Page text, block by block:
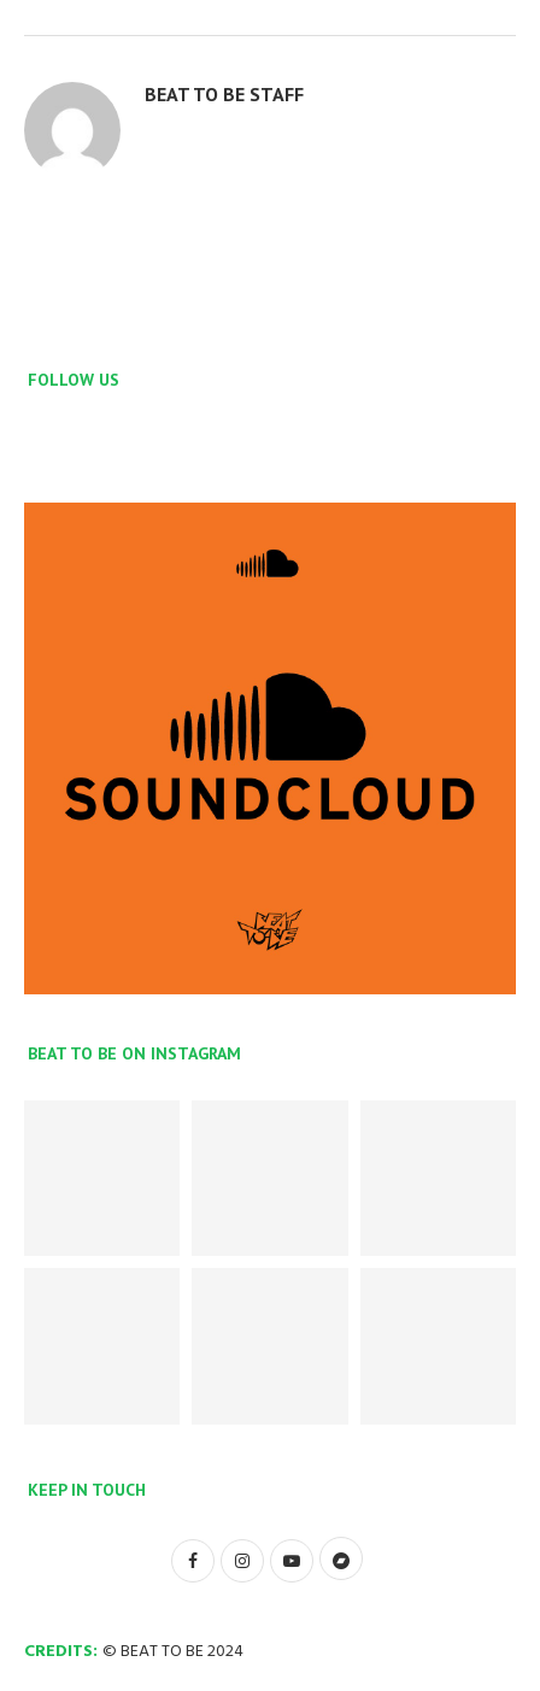
BEAT TO BE STAFF
FOLLOW US
BEAT TO BE ON INSTAGRAM
KEEP IN TOUCH
CREDITS: © BEAT TO BE 2024